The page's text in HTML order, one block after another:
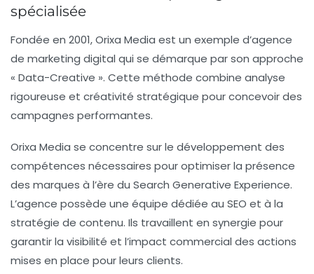
spécialisée
Fondée en 2001, Orixa Media est un exemple d’agence
de marketing digital qui se démarque par son approche
« Data-Creative ». Cette méthode combine analyse
rigoureuse et créativité stratégique pour concevoir des
campagnes performantes.
Orixa Media se concentre sur le développement des
compétences nécessaires pour optimiser la présence
des marques à l’ère du Search Generative Experience.
L’agence possède une équipe dédiée au SEO et à la
stratégie de contenu. Ils travaillent en synergie pour
garantir la visibilité et l’impact commercial des actions
mises en place pour leurs clients.